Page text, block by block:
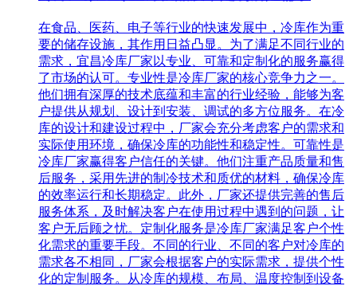
在食品、医药、电子等行业的快速发展中，冷库作为重
要的储存设施，其作用日益凸显。为了满足不同行业的
需求，宜昌冷库厂家以专业、可靠和定制化的服务赢得
了市场的认可。专业性是冷库厂家的核心竞争力之一。
他们拥有深厚的技术底蕴和丰富的行业经验，能够为客
户提供从规划、设计到安装、调试的多方位服务。在冷
库的设计和建设过程中，厂家会充分考虑客户的需求和
实际使用环境，确保冷库的功能性和稳定性。可靠性是
冷库厂家赢得客户信任的关键。他们注重产品质量和售
后服务，采用先进的制冷技术和质优的材料，确保冷库
的效率运行和长期稳定。此外，厂家还提供完善的售后
服务体系，及时解决客户在使用过程中遇到的问题，让
客户无后顾之忧。定制化服务是冷库厂家满足客户个性
化需求的重要手段。不同的行业、不同的客户对冷库的
需求各不相同，厂家会根据客户的实际需求，提供个性
化的定制服务。从冷库的规模、布局、温度控制到设备